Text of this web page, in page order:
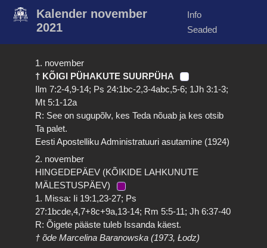
Kalender november
2021
Info
Seaded
1. november
† KÕIGI PÜHAKUTE SUURPÜHA
Ilm 7:2-4,9-14; Ps 24:1bc-2,3-4abc,5-6; 1Jh 3:1-3;
Mt 5:1-12a
R: See on sugupõlv, kes Teda nõuab ja kes otsib
Ta palet.
Eesti Apostelliku Administratuuri asutamine (1924)
2. november
HINGEDEPÄEV (KÕIKIDE LAHKUNUTE
MÄLESTUSPÄEV)
1. Missa: Ii 19:1,23-27; Ps
27:1bcde,4,7+8c+9a,13-14; Rm 5:5-11; Jh 6:37-40
R: Õigete pääste tuleb Issanda käest.
† õde Marcelina Baranowska (1973, Łodz)